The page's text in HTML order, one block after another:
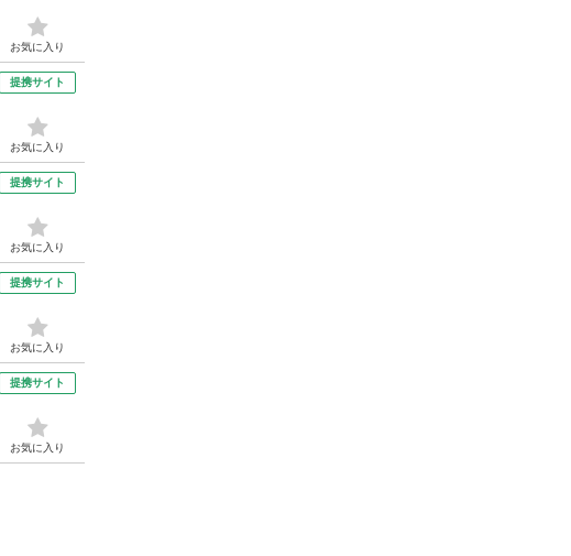
お気に入り
提携サイト
お気に入り
提携サイト
お気に入り
提携サイト
お気に入り
提携サイト
お気に入り